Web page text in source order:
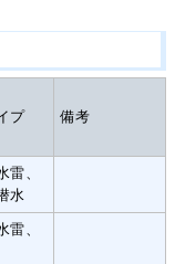
プ 備考
雷、
水
雷、